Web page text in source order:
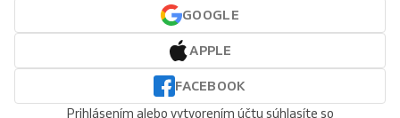
GOOGLE
APPLE
FACEBOOK
Prihlásením alebo vytvorením účtu súhlasíte so